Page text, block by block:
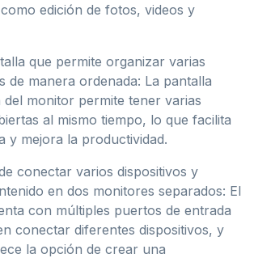
edición de fotos, videos y
que permite organizar varias
de manera ordenada: La pantalla
monitor permite tener varias
al mismo tiempo, lo que facilita
y mejora la productividad.
conectar varios dispositivos y
en dos monitores separados: El
con múltiples puertos de entrada
conectar diferentes dispositivos, y
la opción de crear una